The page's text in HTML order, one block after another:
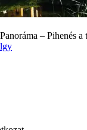
gyűjteménye. Ha
kirándulóhely
arborétumok,